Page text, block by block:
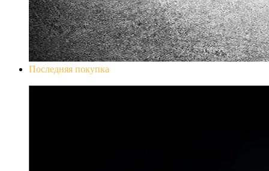
Последняя покупка